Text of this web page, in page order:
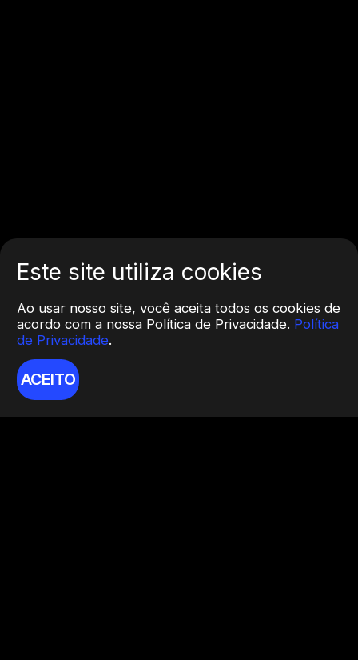
Este site utiliza cookies
Ao usar nosso site, você aceita todos os cookies de
acordo com a nossa Política de Privacidade. Política
de Privacidade.
ACEITO